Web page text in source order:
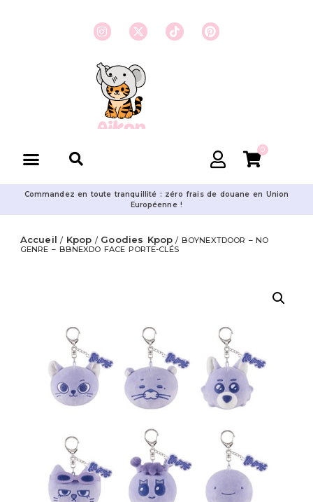
0
Commandez en toute tranquillité : zéro frais de douane en Union
Européenne !
Accueil / Kpop / Goodies Kpop/ BOYNEXTDOOR – NO
GENRE – BBNEXDO FACE PORTE-CLÉS